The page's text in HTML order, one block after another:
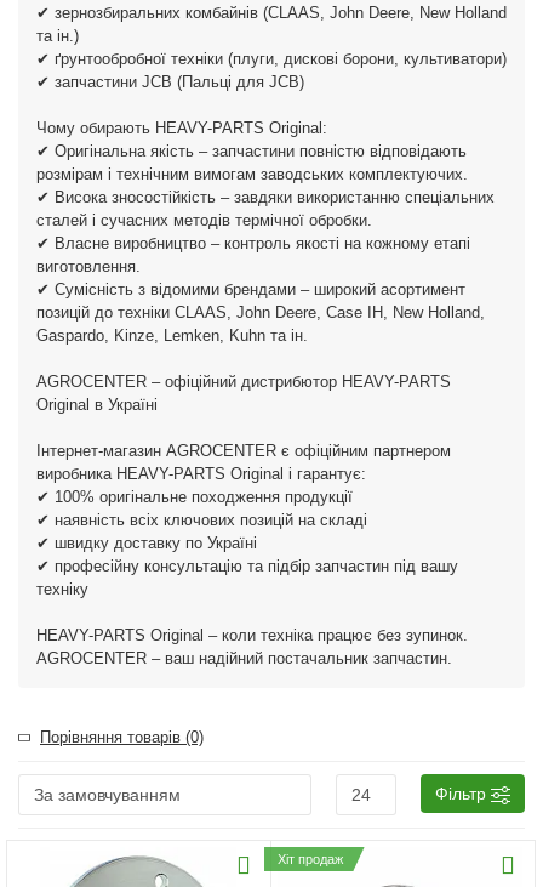
✔ зернозбиральних комбайнів (CLAAS, John Deere, New Holland
та ін.)
✔ ґрунтообробної техніки (плуги, дискові борони, культиватори)
✔ запчастини JCB (Пальці для JCB)
Чому обирають HEAVY-PARTS Original:
✔ Оригінальна якість – запчастини повністю відповідають
розмірам і технічним вимогам заводських комплектуючих.
✔ Висока зносостійкість – завдяки використанню спеціальних
сталей і сучасних методів термічної обробки.
✔ Власне виробництво – контроль якості на кожному етапі
виготовлення.
✔ Сумісність з відомими брендами – широкий асортимент
позицій до техніки CLAAS, John Deere, Case IH, New Holland,
Gaspardo, Kinze, Lemken, Kuhn та ін.
AGROCENTER – офіційний дистрибютор HEAVY-PARTS
Original в Україні
Інтернет-магазин AGROCENTER є офіційним партнером
виробника HEAVY-PARTS Original і гарантує:
✔ 100% оригінальне походження продукції
✔ наявність всіх ключових позицій на складі
✔ швидку доставку по Україні
✔ професійну консультацію та підбір запчастин під вашу
техніку
HEAVY-PARTS Original – коли техніка працює без зупинок.
AGROCENTER – ваш надійний постачальник запчастин.
Порівняння товарів (0)
Фільтр
Хіт продаж